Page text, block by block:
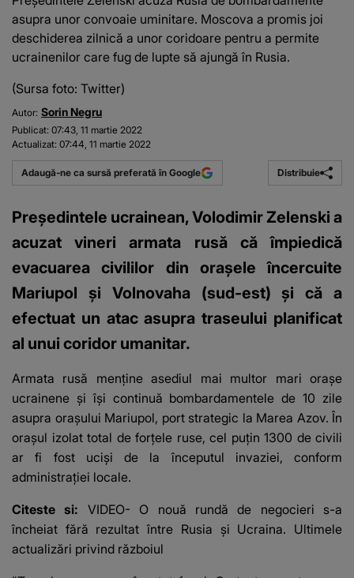
asupra unor convoaie uminitare. Moscova a promis joi
deschiderea zilnică a unor coridoare pentru a permite
ucrainenilor care fug de lupte să ajungă în Rusia.
(Sursa foto: Twitter)
Autor: Sorin Negru
Publicat: 07:43, 11 martie 2022
Actualizat: 07:44, 11 martie 2022
Adaugă-ne ca sursă preferată în Google Distribuie
Preşedintele ucrainean, Volodimir Zelenski a
acuzat vineri armata rusă că împiedică
evacuarea civililor din oraşele încercuite
Mariupol şi Volnovaha (sud-est) şi că a
efectuat un atac asupra traseului planificat
al unui coridor umanitar.
Armata rusă menţineasediul mai multor mari oraşe
ucrainene şi îşi continuă bombardamentele de 10 zile
asupra orașului Mariupol, port strategic la Marea Azov. În
orașul izolat total de forțele ruse, cel puțin 1300 de civili
ar fi fost uciși de la începutul invaziei, conform
administrației locale.
Citeste si: VIDEO- O nouă rundă de negocieri s-a
încheiat fără rezultat între Rusia și Ucraina. Ultimele
actualizări privind războiul